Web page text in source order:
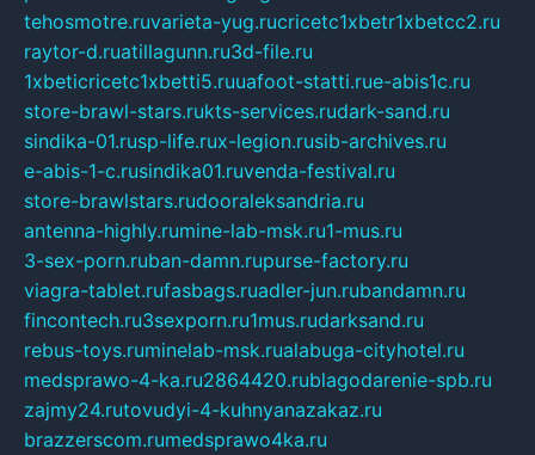
tehosmotre.ruvarieta-yug.rucricetc1xbetr1xbetcc2.ru
raytor-d.ruatillagunn.ru3d-file.ru
1xbeticricetc1xbetti5.ruuafoot-statti.rue-abis1c.ru
store-brawl-stars.rukts-services.rudark-sand.ru
sindika-01.rusp-life.rux-legion.rusib-archives.ru
e-abis-1-c.rusindika01.ruvenda-festival.ru
store-brawlstars.rudooraleksandria.ru
antenna-highly.rumine-lab-msk.ru1-mus.ru
3-sex-porn.ruban-damn.rupurse-factory.ru
viagra-tablet.rufasbags.ruadler-jun.rubandamn.ru
fincontech.ru3sexporn.ru1mus.rudarksand.ru
rebus-toys.ruminelab-msk.rualabuga-cityhotel.ru
medsprawo-4-ka.ru2864420.rublagodarenie-spb.ru
zajmy24.rutovudyi-4-kuhnyanazakaz.ru
brazzerscom.rumedsprawo4ka.ru